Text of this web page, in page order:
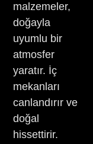
malzemeler,
doğayla
uyumlu bir
atmosfer
yaratır. İç
mekanları
canlandırır ve
doğal
hissettirir.